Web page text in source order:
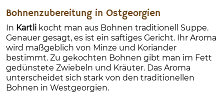
Bohnenzubereitung in Ostgeorgien
In Kartli kocht man aus Bohnen traditionell Suppe.
Genauer gesagt, es ist ein saftiges Gericht. Ihr Aroma
wird maßgeblich von Minze und Koriander
bestimmt. Zu gekochten Bohnen gibt man im Fett
gedünstete Zwiebeln und Kräuter. Das Aroma
unterscheidet sich stark von den traditionellen
Bohnen in Westgeorgien.